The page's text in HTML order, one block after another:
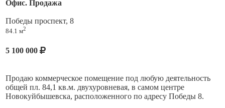
ПЛОЩАДЬ 84,1 кв.м.:
1 ЭТАЖ
+ Просторный холл, компактный кабинет, санузел и хоз.
блок;
Офис. Продажа
Победы проспект, 8
84.1 м2
5 100 000
Продаю коммерческое помещение под любую деятельность
общей пл. 84,1 кв.м. двухуровневая, в самом центре
Новокуйбышевска, расположенного по адресу Победы 8.